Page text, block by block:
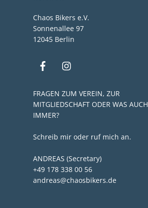
Chaos Bikers e.V.
Sonnenallee 97
12045 Berlin
FRAGEN ZUM VEREIN, ZUR
MITGLIEDSCHAFT ODER WAS AUCH
IMMER?
Schreib mir oder ruf mich an.
ANDREAS (Secretary)
+49 178 338 00 56
andreas@chaosbikers.de